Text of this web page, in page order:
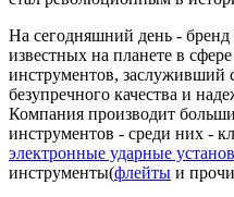
На сегодняшний день -
известных на планете в
инструментов, заслуживший
безупречного качества и
Компания производит
инструментов - среди них -
электронные ударные
инструменты(флейты и